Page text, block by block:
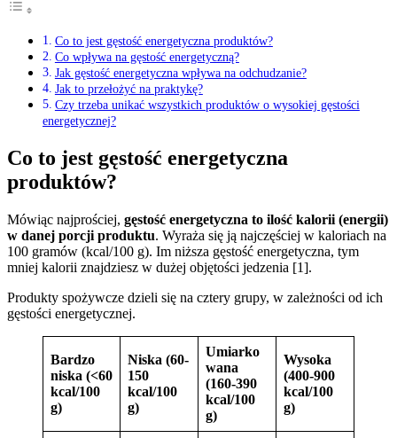
Co to jest gęstość energetyczna produktów?
Co wpływa na gęstość energetyczną?
Jak gęstość energetyczna wpływa na odchudzanie?
Jak to przełożyć na praktykę?
Czy trzeba unikać wszystkich produktów o wysokiej gęstości
energetycznej?
Co to jest gęstość energetyczna
produktów?
Mówiąc najprościej, gęstość energetyczna to ilość kalorii (energii)
w danej porcji produktu. Wyraża się ją najczęściej w kaloriach na
100 gramów (kcal/100 g). Im niższa gęstość energetyczna, tym
mniej kalorii znajdziesz w dużej objętości jedzenia [1].
Produkty spożywcze dzieli się na cztery grupy, w zależności od ich
gęstości energetycznej.
Bardzo
niska (<60
kcal/100
g)
Niska (60-
150
kcal/100
g)
Umiarko
wana
(160-390
kcal/100
g)
Wysoka
(400-900
kcal/100
g)